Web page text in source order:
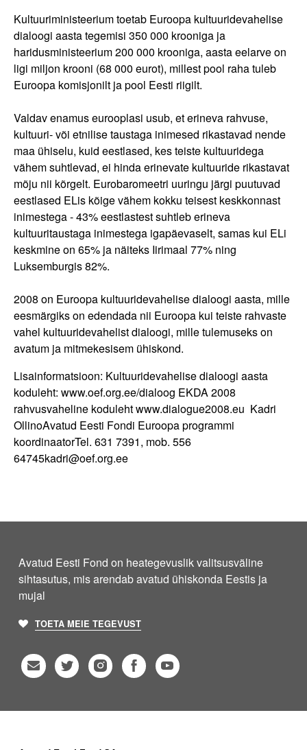
Kultuuriministeerium toetab Euroopa kultuuridevahelise
dialoogi aasta tegemisi 350 000 krooniga ja
haridusministeerium 200 000 krooniga, aasta eelarve on
ligi miljon krooni (68 000 eurot), millest pool raha tuleb
Euroopa komisjonilt ja pool Eesti riigilt.
Valdav enamus eurooplasi usub, et erineva rahvuse,
kultuuri- või etnilise taustaga inimesed rikastavad nende
maa ühiselu, kuid eestlased, kes teiste kultuuridega
vähem suhtlevad, ei hinda erinevate kultuuride rikastavat
mõju nii kõrgelt. Eurobaromeetri uuringu järgi puutuvad
eestlased ELis kõige vähem kokku teisest keskkonnast
inimestega - 43% eestlastest suhtleb erineva
kultuuritaustaga inimestega igapäevaselt, samas kui ELi
keskmine on 65% ja näiteks Iirimaal 77% ning
Luksemburgis 82%.
2008 on Euroopa kultuuridevahelise dialoogi aasta, mille
eesmärgiks on edendada nii Euroopa kui teiste rahvaste
vahel kultuuridevahelist dialoogi, mille tulemuseks on
avatum ja mitmekesisem ühiskond.
Lisainformatsioon: Kultuuridevahelise dialoogi aasta
koduleht: www.oef.org.ee/dialoog EKDA 2008
rahvusvaheline koduleht www.dialogue2008.eu Kadri
OllinoAvatud Eesti Fondi Euroopa programmi
koordinaatorTel. 631 7391, mob. 556
64745kadri@oef.org.ee
Avatud Eesti Fond on heategevuslik valitsusväline
sihtasutus, mis arendab avatud ühiskonda Eestis ja
mujal
TOETA MEIE TEGEVUST